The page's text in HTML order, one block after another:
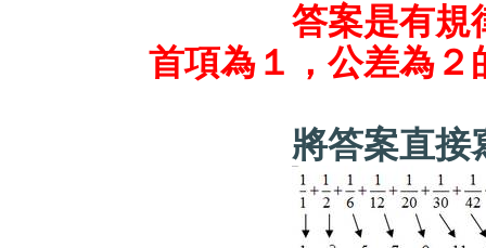
答案是有規
首項為１，公差為２
將答案直接寫在